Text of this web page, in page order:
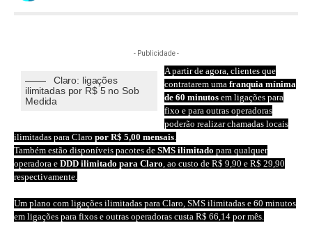
- Publicidade -
Claro: ligações
ilimitadas por R$ 5 no Sob
Medida
A partir de agora, clientes que
contratarem uma franquia mínima
de 60 minutos em ligações para
fixo e para outras operadoras
poderão realizar chamadas locais
ilimitadas para Claro por R$ 5,00 mensais.
Também estão disponíveis pacotes de SMS ilimitado para qualquer
operadora e DDD ilimitado para Claro, ao custo de R$ 9,90 e R$ 29,90
respectivamente.
Um plano com ligações ilimitadas para Claro, SMS ilimitadas e 60 minutos
em ligações para fixos e outras operadoras custa R$ 66,14 por mês.